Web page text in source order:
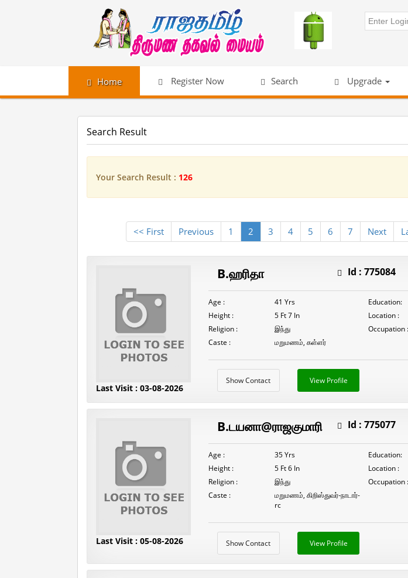
Home Register Now Search Upgrade
Search Result
Your Search Result : 126
<< First Previous 1 2 3 4 5 6 7 Next
Last Visit : 03-08-2026
B.ஹரிதா Id :775084
Age :
41 Yrs
Height :
5 Ft 7 In
Religion :
இந்து
Caste :
மறுமணம், கள்ளர்
Education:
Location :
Occupation :
Show Contact View Profile
Last Visit : 05-08-2026
B.டயனா@ராஜகுமாரி Id :775077
Age :
35 Yrs
Height :
5 Ft 6 In
Religion :
இந்து
Caste :
மறுமணம், கிறிஸ்துவர்-நாடார்-
rc
Education:
Location :
Occupation :
Show Contact View Profile